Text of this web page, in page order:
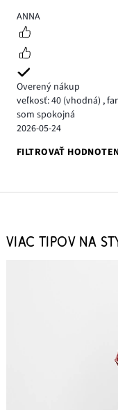
5
ANNA
Overený nákup
veľkosť: 40 (vhodná) ,
som spokojná
2026-05-24
FILTROVAŤ
VIAC TIPOV NA